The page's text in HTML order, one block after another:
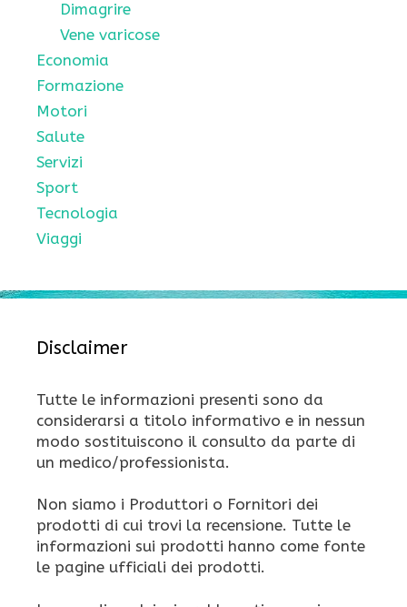
Dimagrire
Vene varicose
Economia
Formazione
Motori
Salute
Servizi
Sport
Tecnologia
Viaggi
Disclaimer
Tutte le informazioni presenti sono da
considerarsi a titolo informativo e in nessun
modo sostituiscono il consulto da parte di
un medico/professionista.
Non siamo i Produttori o Fornitori dei
prodotti di cui trovi la recensione. Tutte le
informazioni sui prodotti hanno come fonte
le pagine ufficiali dei prodotti.